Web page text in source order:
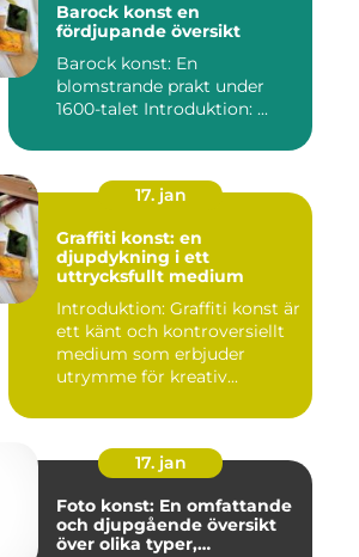
Barock konst en
fördjupande översikt
Barock konst: En
blomstrande prakt under
1600-talet Introduktion: ...
17. jan
Graffiti konst: en
djupdykning i ett
uttrycksfullt medium
Introduktion: Graffiti konst är
ett känt och kontroversiellt
medium som erbjuder
utrymme för kreativ...
17. jan
Foto konst: En omfattande
och djupgående översikt
över olika typer,